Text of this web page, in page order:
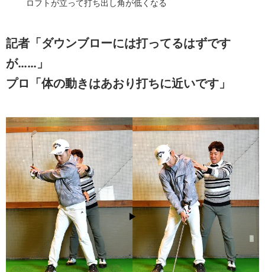
ロフトが立って打ち出し角が低くなる
記者「ダウンブローには打ってるはずです
が……」
プロ「体の動きはあおり打ちに近いです」